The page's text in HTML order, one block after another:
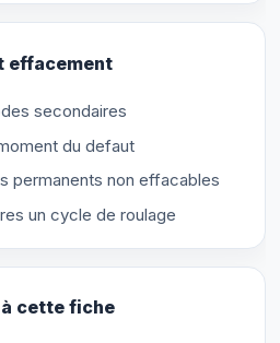
effacement
secondaires
du defaut
permanents non effacables
un cycle de roulage
cette fiche